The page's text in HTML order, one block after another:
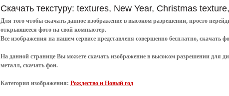
Скачать текстуру: textures, New Year, Christmas
Для того чтобы скачать данное изображение в высоком разрешении, просто
открывшееся фото на свой компьютер.
Все изображения на нашем сервисе представленя совершенно бесплатно, скачать
На данной странице Вы можете скачать изображение в высоком разрешении для
металл, скачать фон.
Категория изображения: Рождество и Новый год